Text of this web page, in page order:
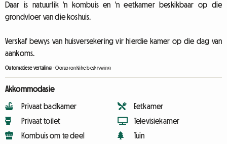
Daar is natuurlik 'n kombuis en 'n eetkamer beskikbaar op die
grondvloer van die koshuis.
Verskaf bewys van huisversekering vir hierdie kamer op die dag van
aankoms.
Outomatiese vertaling -Oorspronklike beskrywing
Akkommodasie
Privaat badkamer
Privaat toilet
Kombuis om te deel
Eetkamer
Televisiekamer
Tuin